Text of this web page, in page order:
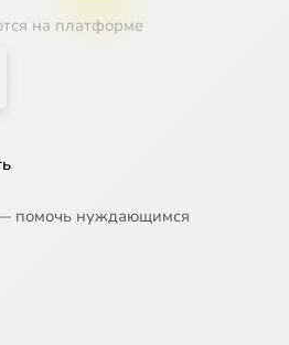
на платформе
— помочь нуждающимся